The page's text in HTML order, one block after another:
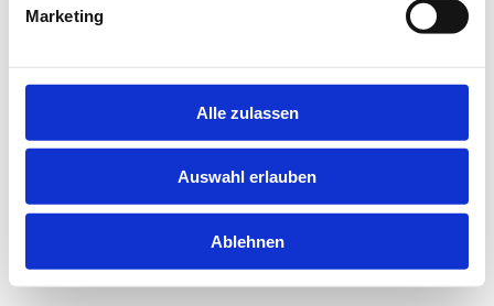
Marketing
Alle zulassen
Auswahl erlauben
Ablehnen